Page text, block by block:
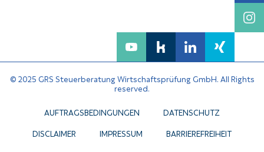
© 2025 GRS Steuerberatung Wirtschaftsprüfung GmbH. All Rights
reserved.
AUFTRAGSBEDINGUNGEN
DATENSCHUTZ
DISCLAIMER
IMPRESSUM BARRIEREFREIHEIT